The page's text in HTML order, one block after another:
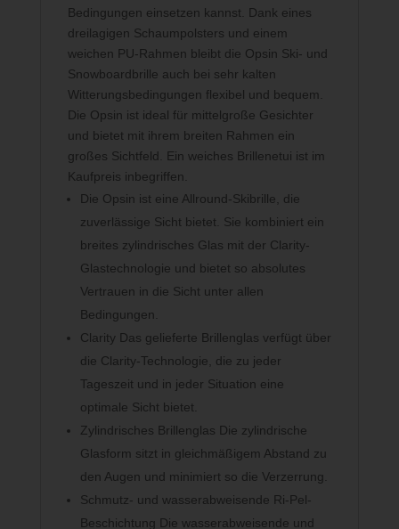
Bedingungen einsetzen kannst. Dank eines
dreilagigen Schaumpolsters und einem
weichen PU-Rahmen bleibt die Opsin Ski- und
Snowboardbrille auch bei sehr kalten
Witterungsbedingungen flexibel und bequem.
Die Opsin ist ideal für mittelgroße Gesichter
und bietet mit ihrem breiten Rahmen ein
großes Sichtfeld. Ein weiches Brillenetui ist im
Kaufpreis inbegriffen.
Die Opsin ist eine Allround-Skibrille, die
zuverlässige Sicht bietet. Sie kombiniert ein
breites zylindrisches Glas mit der Clarity-
Glastechnologie und bietet so absolutes
Vertrauen in die Sicht unter allen
Bedingungen.
Clarity Das gelieferte Brillenglas verfügt über
die Clarity-Technologie, die zu jeder
Tageszeit und in jeder Situation eine
optimale Sicht bietet.
Zylindrisches Brillenglas Die zylindrische
Glasform sitzt in gleichmäßigem Abstand zu
den Augen und minimiert so die Verzerrung.
Schmutz- und wasserabweisende Ri-Pel-
Beschichtung Die wasserabweisende und